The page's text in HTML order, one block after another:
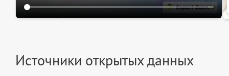
Источники открытых данных